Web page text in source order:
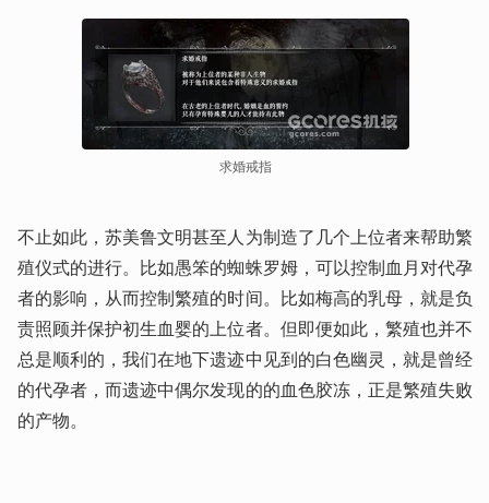
求婚戒指
不止如此，苏美鲁文明甚至人为制造了几个上位者来帮助繁
殖仪式的进行。比如愚笨的蜘蛛罗姆，可以控制血月对代孕
者的影响，从而控制繁殖的时间。比如梅高的乳母，就是负
责照顾并保护初生血婴的上位者。但即便如此，繁殖也并不
总是顺利的，我们在地下遗迹中见到的白色幽灵，就是曾经
的代孕者，而遗迹中偶尔发现的的血色胶冻，正是繁殖失败
的产物。